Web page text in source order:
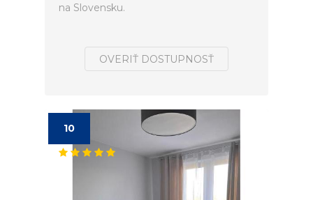
na Slovensku.
OVERIŤ DOSTUPNOSŤ
10